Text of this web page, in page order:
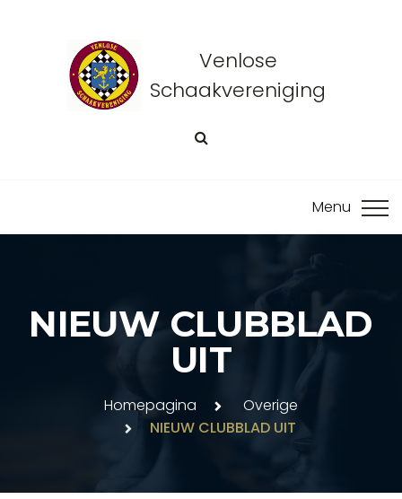
Venlose
Schaakvereniging
NIEUW CLUBBLAD
UIT
Homepagina
Overige
NIEUW CLUBBLAD UIT